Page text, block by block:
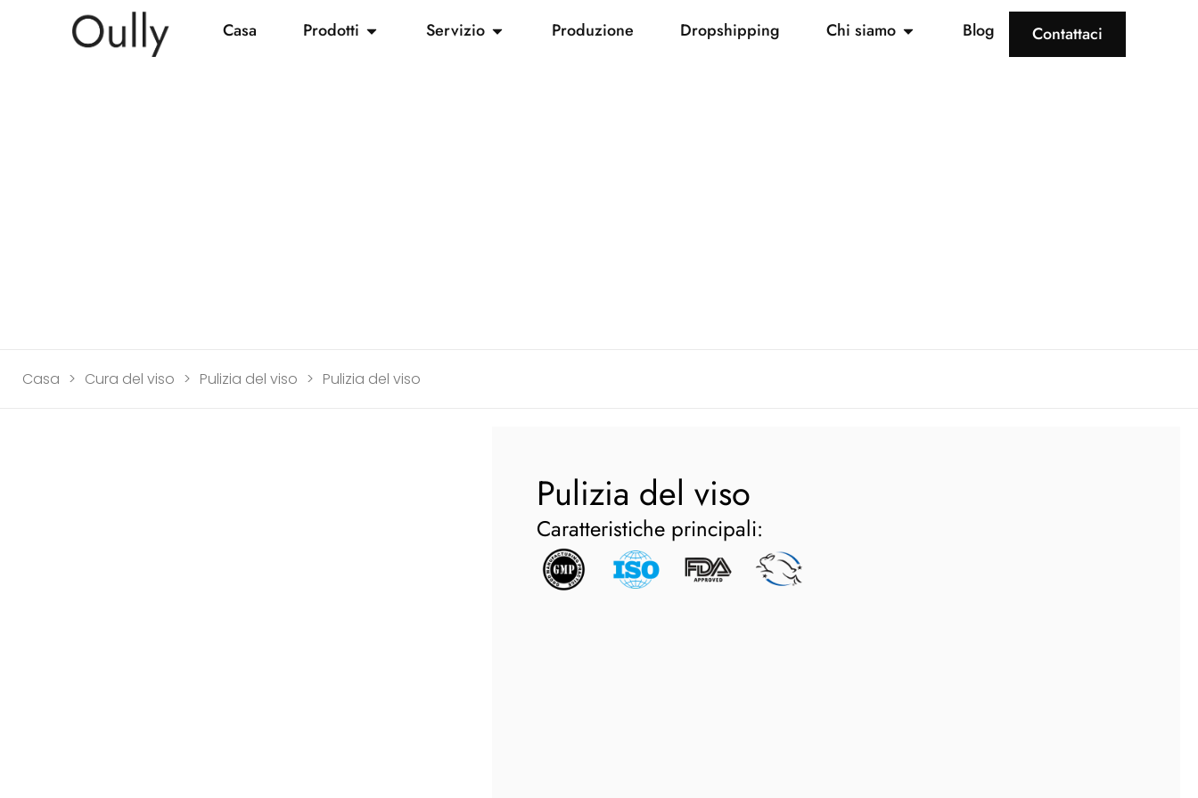
Casa Prodotti Servizio Produzione Dropshipping Chi siamo Blog Contattaci
Casa > Cura del viso > Pulizia del viso > Pulizia del viso
Pulizia del viso
Caratteristiche principali: